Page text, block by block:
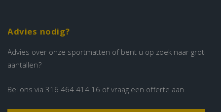
Advies nodig?
Advies over onze sportmatten of bent u op zoek naar grote
aantallen?
Bel ons via 316 464 414 16 of vraag een offerte aan